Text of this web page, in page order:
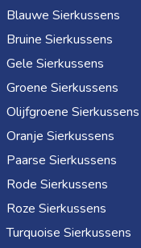
Blauwe Sierkussens
Bruine Sierkussens
Gele Sierkussens
Groene Sierkussens
Olijfgroene Sierkussens
Oranje Sierkussens
Paarse Sierkussens
Rode Sierkussens
Roze Sierkussens
Turquoise Sierkussens